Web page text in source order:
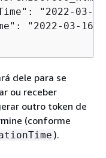
"2022-03-
"2022-03-
dele para se
ou receber
outro token de
(conforme
).